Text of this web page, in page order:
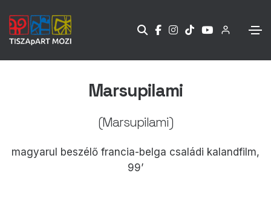
Marsupilami
(Marsupilami)
magyarul beszélő francia-belga családi kalandfilm,
99’